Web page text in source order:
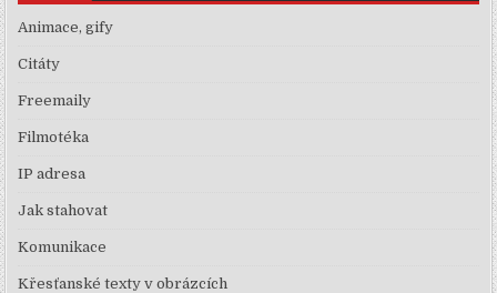
Animace, gify
Citáty
Freemaily
Filmotéka
IP adresa
Jak stahovat
Komunikace
Křesťanské texty v obrázcích